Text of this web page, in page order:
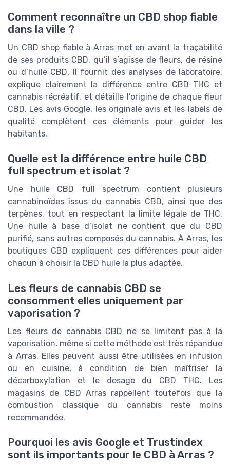
Comment reconnaître un CBD shop fiable
dans la ville ?
Un CBD shop fiable à Arras met en avant la traçabilité
de ses produits CBD, qu’il s’agisse de fleurs, de résine
ou d’huile CBD. Il fournit des analyses de laboratoire,
explique clairement la différence entre CBD THC et
cannabis récréatif, et détaille l’origine de chaque fleur
CBD. Les avis Google, les originale avis et les labels de
qualité complètent ces éléments pour guider les
habitants.
Quelle est la différence entre huile CBD
full spectrum et isolat ?
Une huile CBD full spectrum contient plusieurs
cannabinoïdes issus du cannabis CBD, ainsi que des
terpènes, tout en respectant la limite légale de THC.
Une huile à base d’isolat ne contient que du CBD
purifié, sans autres composés du cannabis. À Arras, les
boutiques CBD expliquent ces différences pour aider
chacun à choisir la CBD huile la plus adaptée.
Les fleurs de cannabis CBD se
consomment elles uniquement par
vaporisation ?
Les fleurs de cannabis CBD ne se limitent pas à la
vaporisation, même si cette méthode est très répandue
à Arras. Elles peuvent aussi être utilisées en infusion
ou en cuisine, à condition de bien maîtriser la
décarboxylation et le dosage du CBD THC. Les
magasins de CBD Arras rappellent toutefois que la
combustion classique du cannabis reste moins
recommandée.
Pourquoi les avis Google et Trustindex
sont ils importants pour le CBD à Arras ?